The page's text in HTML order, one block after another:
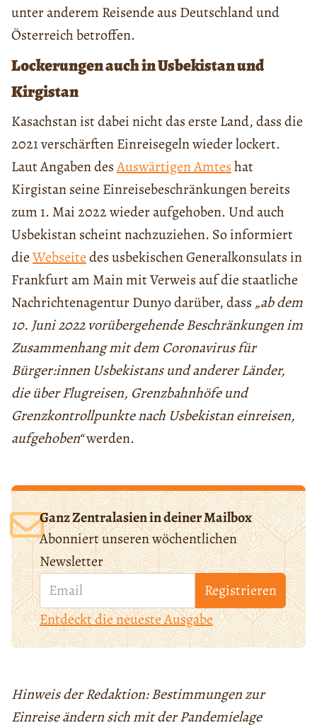
unter anderem Reisende aus Deutschland und
Österreich betroffen.
Lockerungen auch in Usbekistan und
Kirgistan
Kasachstan ist dabei nicht das erste Land, dass die
2021 verschärften Einreisegeln wieder lockert.
Laut Angaben desAuswärtigen Amteshat
Kirgistan seine Einreisebeschränkungen bereits
zum 1. Mai 2022 wieder aufgehoben. Und auch
Usbekistan scheint nachzuziehen. So informiert
dieWebseitedes usbekischen Generalkonsulats in
Frankfurt am Main mit Verweis auf die staatliche
Nachrichtenagentur Dunyo darüber, dass „ab dem
10. Juni 2022 vorübergehende Beschränkungen im
Zusammenhang mit dem Coronavirus für
Bürger:innen Usbekistans und anderer Länder,
die über Flugreisen, Grenzbahnhöfe und
Grenzkontrollpunkte nach Usbekistan einreisen,
aufgehoben“werden.
Ganz Zentralasien in deiner Mailbox
Abonniert unseren wöchentlichen
Newsletter
Registrieren
Entdeckt die neueste Ausgabe
Hinweis der Redaktion: Bestimmungen zur
Einreise ändern sich mit der Pandemielage